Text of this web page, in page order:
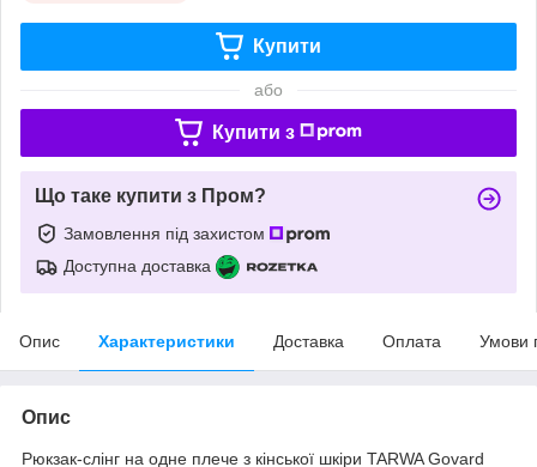
Купити
або
Купити з
Що таке купити з Пром?
Замовлення під захистом
Доступна доставка
Опис Характеристики Доставка Оплата Умови
Опис
Рюкзак-слінг на одне плече з кінської шкіри TARWA Govard